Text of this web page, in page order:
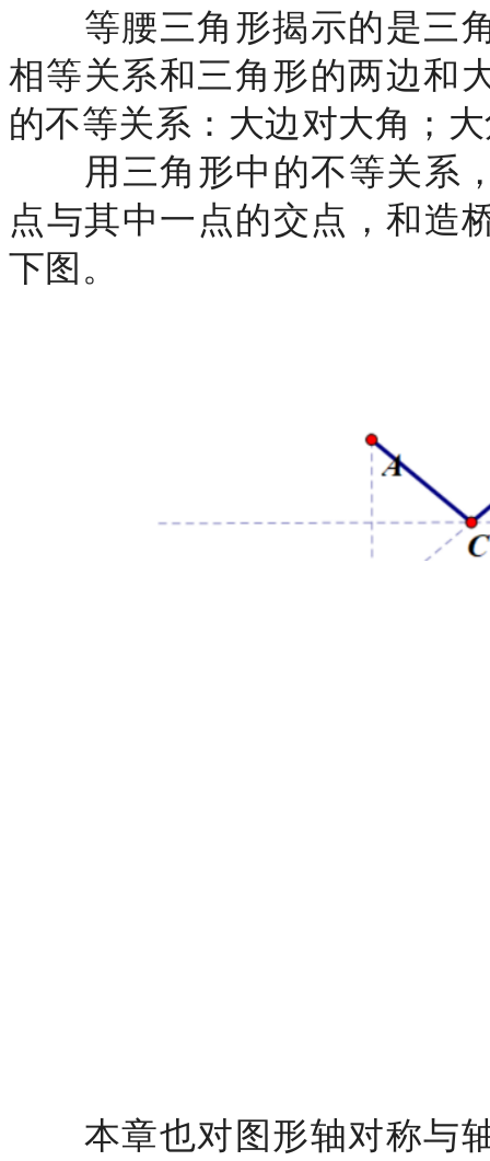
等腰三角形揭示的是三角
相等关系和三角形的两边和
的不等关系：大边对大角；
用三角形中的不等关系
点与其中一点的交点，和
下图。
本章也对图形轴对称与轴